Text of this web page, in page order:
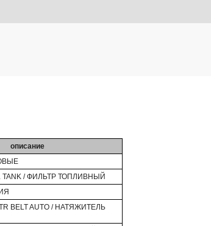
описание
TANK / ФИЛЬТР ТОПЛИВНЫЙ
BELT AUTO / НАТЯЖИТЕЛЬ